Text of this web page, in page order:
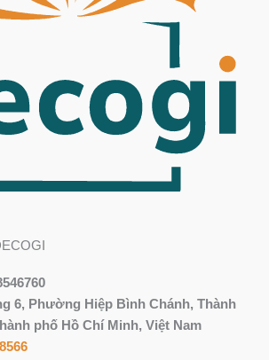
6, Phường Hiệp Bình Chánh, Thành
phố Hồ Chí Minh, Việt Nam